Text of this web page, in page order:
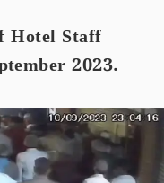
Hotel Staff
2023.